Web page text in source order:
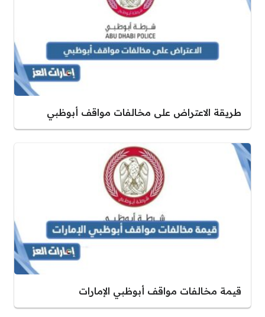
طريقة الاعتراض على مخالفات مواقف أبوظبي
قيمة مخالفات مواقف أبوظبي الإمارات